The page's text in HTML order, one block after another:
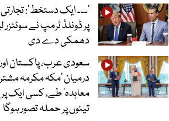
’۔۔۔ ایک دستخط‘:
پر ڈونلڈ ٹرمپ نے سوئٹزر
دھمکی دے دی
سعودی عرب، پاکستان
درمیان ’مکہ مکرمہ
معاہدہ‘ طے، کسی ایک
تینوں پر حملہ تصور ہوگا